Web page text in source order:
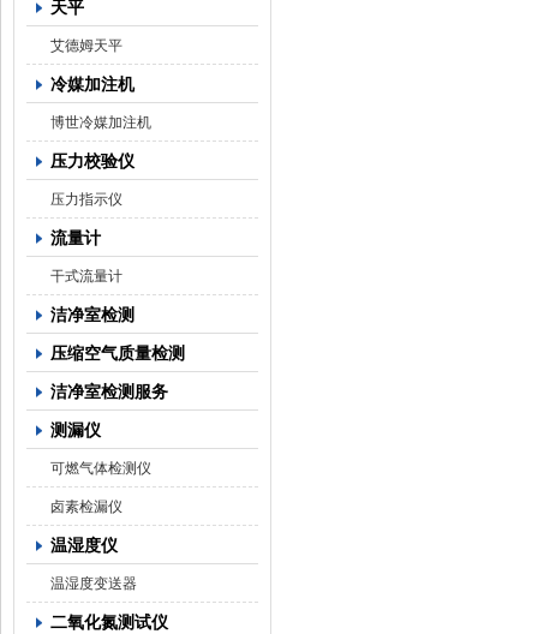
天平
艾德姆天平
冷媒加注机
博世冷媒加注机
压力校验仪
压力指示仪
流量计
干式流量计
洁净室检测
压缩空气质量检测
洁净室检测服务
测漏仪
可燃气体检测仪
卤素检漏仪
温湿度仪
温湿度变送器
二氧化氮测试仪